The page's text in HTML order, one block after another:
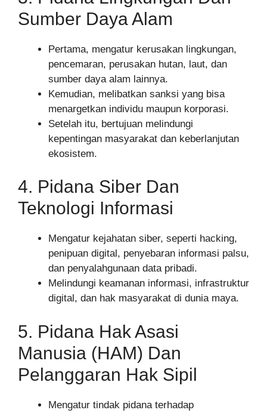
Sumber Daya Alam
Pertama, mengatur kerusakan lingkungan,
pencemaran, perusakan hutan, laut, dan
sumber daya alam lainnya.
Kemudian, melibatkan sanksi yang bisa
menargetkan individu maupun korporasi.
Setelah itu, bertujuan melindungi
kepentingan masyarakat dan keberlanjutan
ekosistem.
4. Pidana Siber Dan
Teknologi Informasi
Mengatur kejahatan siber, seperti hacking,
penipuan digital, penyebaran informasi palsu,
dan penyalahgunaan data pribadi.
Melindungi keamanan informasi, infrastruktur
digital, dan hak masyarakat di dunia maya.
5. Pidana Hak Asasi
Manusia (HAM) Dan
Pelanggaran Hak Sipil
Mengatur tindak pidana terhadap